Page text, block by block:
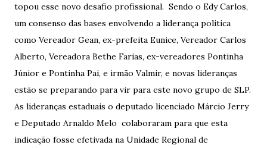
topou esse novo desafio profissional. Sendo o Edy Carlos,
um consenso das bases envolvendo a liderança politica
como Vereador Gean, ex-prefeita Eunice, Vereador Carlos
Alberto, Vereadora Bethe Farias, ex-vereadores Pontinha
Júnior e Pontinha Pai, e irmão Valmir, e novas lideranças
estão se preparando para vir para este novo grupo de SLP.
As lideranças estaduais o deputado licenciado Márcio Jerry
e Deputado Arnaldo Melo colaboraram para que esta
indicação fosse efetivada na Unidade Regional de